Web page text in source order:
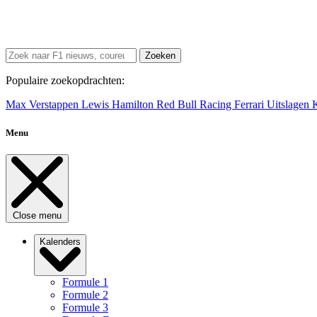
Zoeken
Populaire zoekopdrachten:
Max Verstappen Lewis Hamilton Red Bull Racing Ferrari Uitslagen
Menu
Close menu
Kalenders
Formule 1
Formule 2
Formule 3